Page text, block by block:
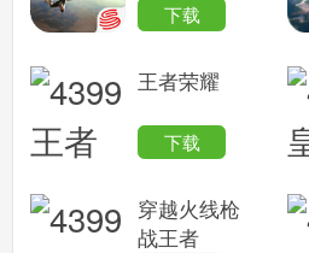
下载
王者荣耀
下载
穿越火线枪
战王者